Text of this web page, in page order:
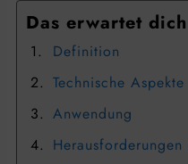
Das erwartet
Definition
Technische Aspekte
Anwendung